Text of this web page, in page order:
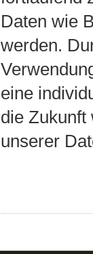
Daten wie
werden.
eine
die Zukunft
unserer